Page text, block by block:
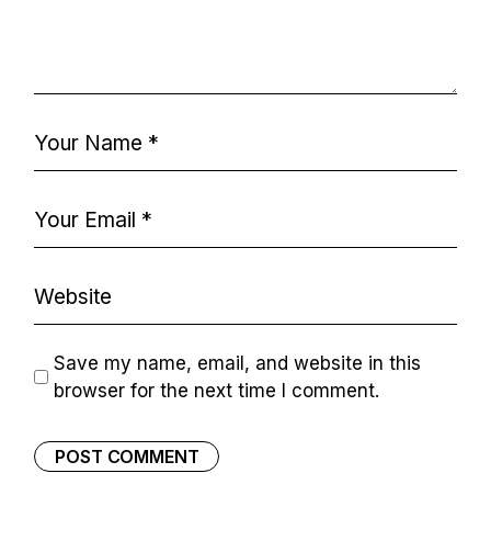
Save my name, email, and website in this
browser for the next time I comment.
POST COMMENT